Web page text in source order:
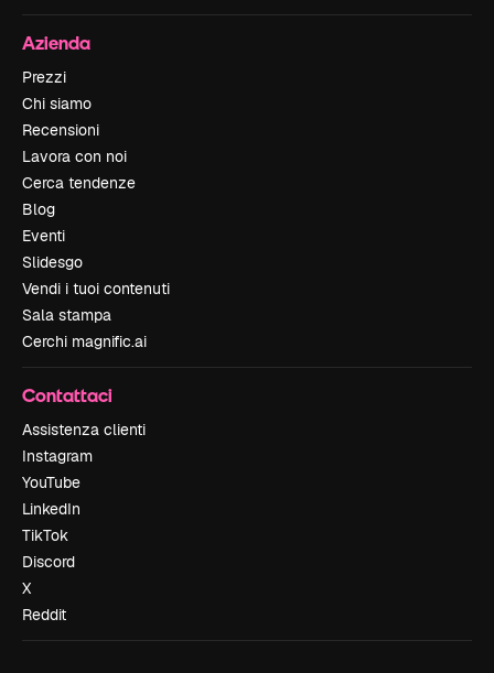
Azienda
Prezzi
Chi siamo
Recensioni
Lavora con noi
Cerca tendenze
Blog
Eventi
Slidesgo
Vendi i tuoi contenuti
Sala stampa
Cerchi magnific.ai
Contattaci
Assistenza clienti
Instagram
YouTube
LinkedIn
TikTok
Discord
X
Reddit